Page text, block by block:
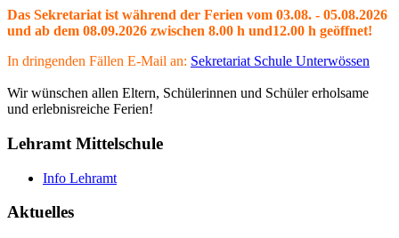
Das Sekretariat ist während der Ferien vom 03.08. - 05.08.2026
und ab dem 08.09.2026 zwischen 8.00 h und12.00 h geöffnet!
In dringenden Fällen E-Mail an: Sekretariat Schule Unterwössen
Wir wünschen allen Eltern, Schülerinnen und Schüler erholsame
und erlebnisreiche Ferien!
Lehramt Mittelschule
Info Lehramt
Aktuelles